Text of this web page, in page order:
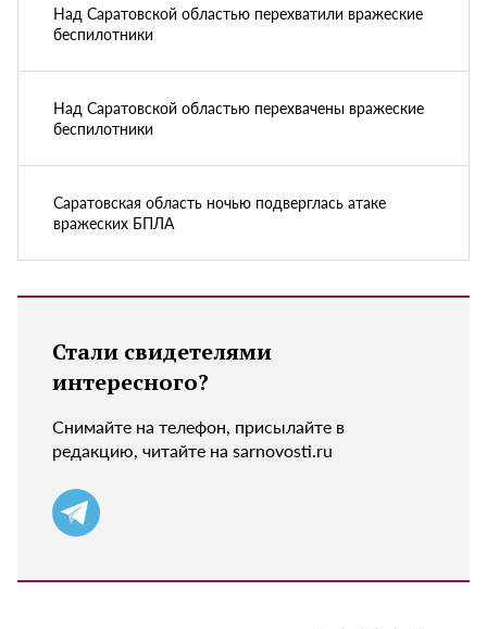
Над Саратовской областью перехватили вражеские
беспилотники
Над Саратовской областью перехвачены вражеские
беспилотники
Саратовская область ночью подверглась атаке
вражеских БПЛА
Стали свидетелями
интересного?
Снимайте на телефон, присылайте в
редакцию, читайте на sarnovosti.ru